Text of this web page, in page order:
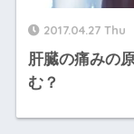
2017.04.27 Thu
肝臓の痛みの
む？